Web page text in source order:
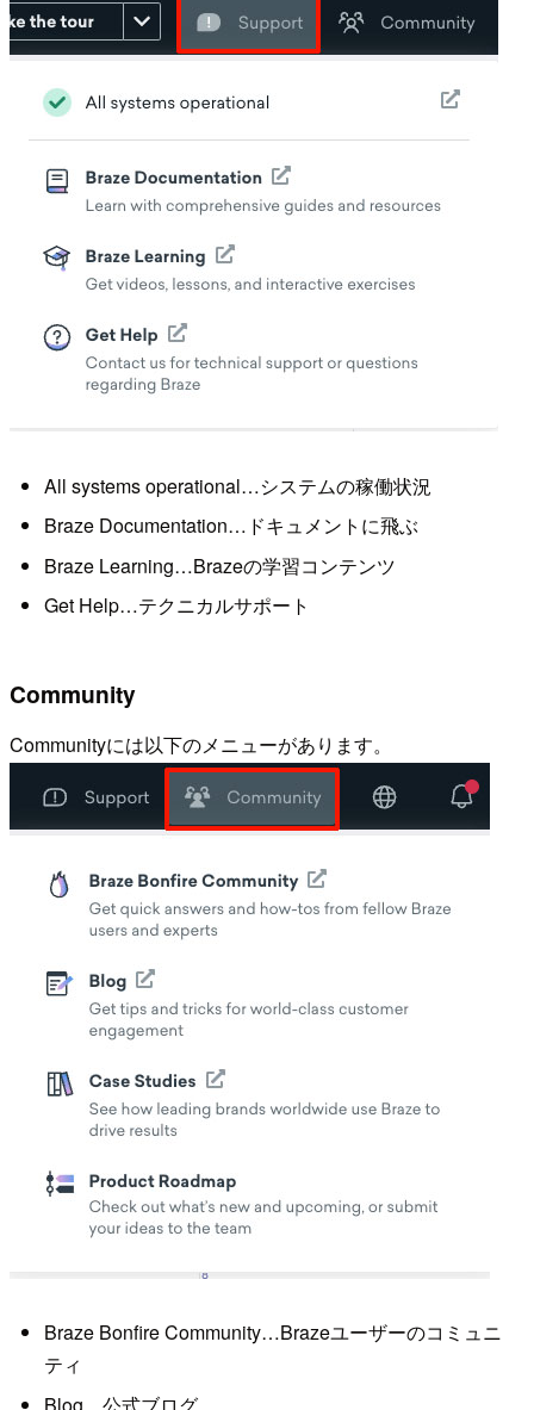
All systems operational…システムの稼働状況
Braze Documentation…ドキュメントに飛ぶ
Braze Learning…Brazeの学習コンテンツ
Get Help…テクニカルサポート
Community
Communityには以下のメニューがあります。
Braze Bonfire Community…Brazeユーザーのコミュニ
ティ
Blog…公式ブログ